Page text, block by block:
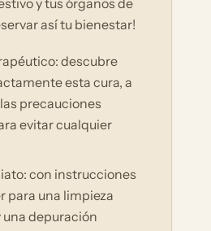
y tus órganos de
así tu bienestar!
descubre
esta cura, a
precauciones
evitar cualquier
con instrucciones
para una limpieza
depuración